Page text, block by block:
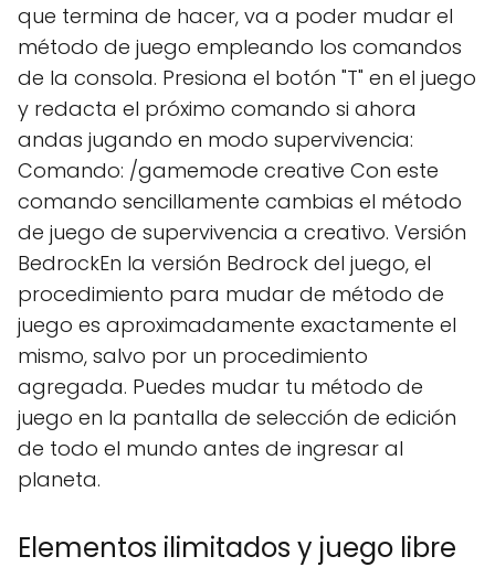
que termina de hacer, va a poder mudar el
método de juego empleando los comandos
de la consola. Presiona el botón "T" en el juego
y redacta el próximo comando si ahora
andas jugando en modo supervivencia:
Comando: /gamemode creative Con este
comando sencillamente cambias el método
de juego de supervivencia a creativo. Versión
BedrockEn la versión Bedrock del juego, el
procedimiento para mudar de método de
juego es aproximadamente exactamente el
mismo, salvo por un procedimiento
agregada. Puedes mudar tu método de
juego en la pantalla de selección de edición
de todo el mundo antes de ingresar al
planeta.
Elementos ilimitados y juego libre